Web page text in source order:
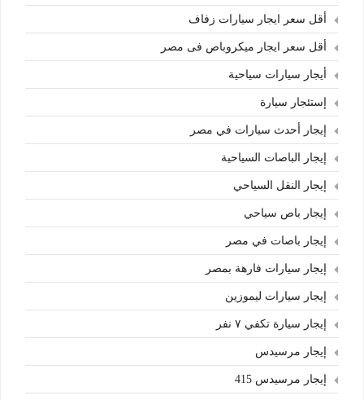
أقل سعر ايجار سيارات زفاف
أقل سعر ايجار ميكروباص فى مصر
أيجار سيارات سياحية
إستئجار سيارة
إيجار أحدث سيارات في مصر
إيجار الباصات السياحية
إيجار النقل السياحي
إيجار باص سياحي
إيجار باصات في مصر
إيجار سيارات فارهة بمصر
إيجار سيارات ليموزين
إيجار سيارة تكفي ٧ نفر
إيجار مرسيدس
إيجار مرسيدس 415